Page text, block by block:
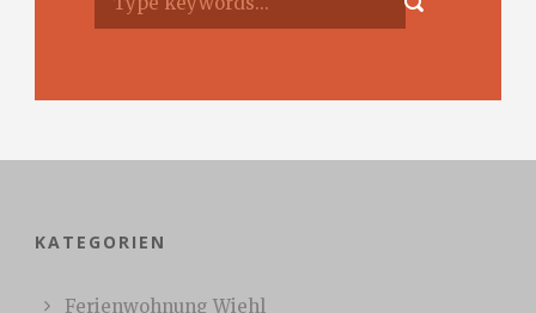
KATEGORIEN
Ferienwohnung Wiehl